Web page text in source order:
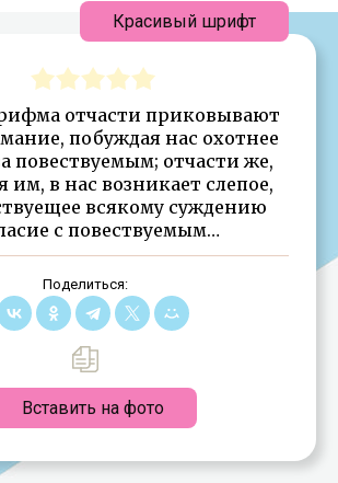
отчасти приковывают
побуждая нас охотнее
повествуемым; отчасти же,
им, в нас возникает слепое,
всякому суждению
с повествуемым…
Поделиться:
Вставить на фото
Красивый шрифт